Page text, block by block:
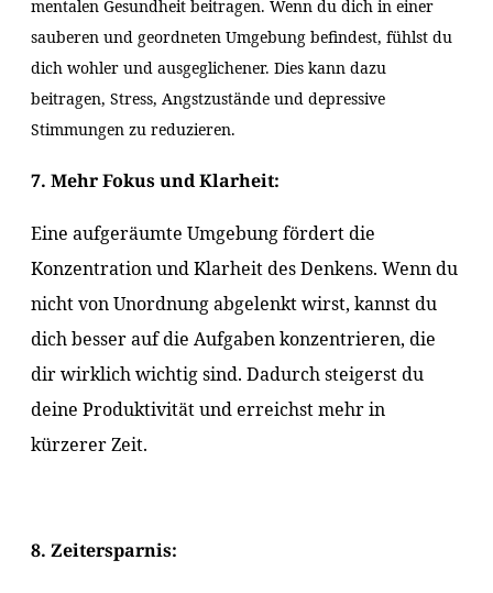
mentalen Gesundheit beitragen. Wenn du dich in einer
sauberen und geordneten Umgebung befindest, fühlst du
dich wohler und ausgeglichener. Dies kann dazu
beitragen, Stress, Angstzustände und depressive
Stimmungen zu reduzieren.
7. Mehr Fokus und Klarheit:
Eine aufgeräumte Umgebung fördert die
Konzentration und Klarheit des Denkens. Wenn du
nicht von Unordnung abgelenkt wirst, kannst du
dich besser auf die Aufgaben konzentrieren, die
dir wirklich wichtig sind. Dadurch steigerst du
deine Produktivität und erreichst mehr in
kürzerer Zeit.
8. Zeitersparnis: